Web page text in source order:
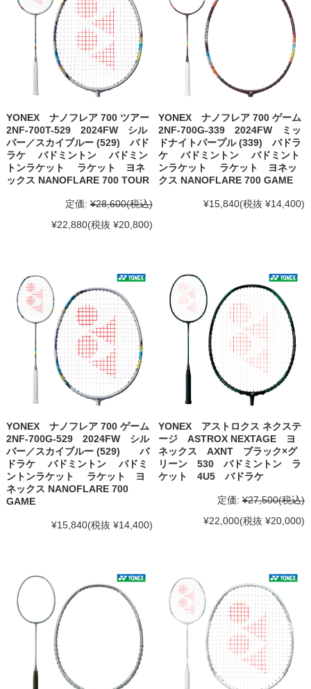
YONEX ナノフレア 700 ツアー
2NF-700T-529 2024FW シル
バー／スカイブルー (529) バド
ラケ バドミントン バドミン
トンラケット ラケット ヨネ
ックス NANOFLARE 700 TOUR
定価: ¥28,600(税込)
¥22,880(税抜 ¥20,800)
YONEX ナノフレア 700 ゲーム
2NF-700G-339 2024FW ミッ
ドナイトパープル (339) バドラ
ケ バドミントン バドミント
ンラケット ラケット ヨネッ
クス NANOFLARE 700 GAME
¥15,840(税抜 ¥14,400)
YONEX ナノフレア 700 ゲーム
2NF-700G-529 2024FW シル
バー／スカイブルー (529) バ
ドラケ バドミントン バドミ
ントンラケット ラケット ヨ
ネックス NANOFLARE 700
GAME
¥15,840(税抜 ¥14,400)
YONEX アストロクス ネクステ
ージ ASTROX NEXTAGE ヨ
ネックス AXNT ブラック×グ
リーン 530 バドミントン ラ
ケット 4U5 バドラケ
定価: ¥27,500(税込)
¥22,000(税抜 ¥20,000)